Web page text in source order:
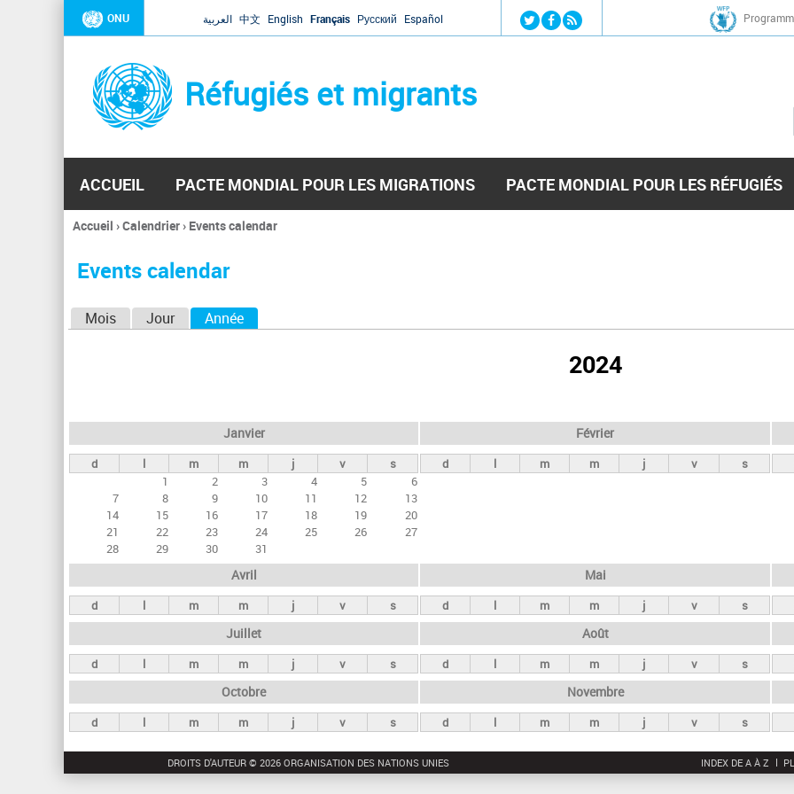
Jump to navigation
ONU العربية 中文 English Français Русский Español
Réfugiés et migrants
ACCUEIL PACTE MONDIAL POUR LES MIGRATIONS PACTE MONDIAL POUR LES RÉFUGIÉS
Vous
ici
Accueil ›Calendrier› Events calendar
Events calendar
e
t
s
n
c
i
p
a
x
Mois Jour Année
2024
Janvier
d l m m j v
s
1
2 3 4 5
6
7
8 9 10 11 12
13
14
15 16 17 18 19
20
21
22 23 24 25 26
27
28
29 30 31
Février
d l m m j v s
Avril
d l m m j v s
Mai
d l m m j v s
Juillet
d l m m j v s
Août
d l m m j v s
Octobre
d l m m j v s
Novembre
d l m m j v s
DROITS D'AUTEUR © 2026 ORGANISATION DES NATIONS UNIES INDEX DE A À Z